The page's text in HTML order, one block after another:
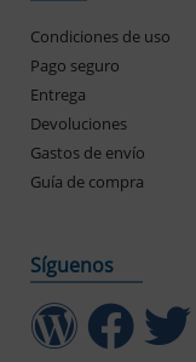
Condiciones de uso
Pago seguro
Entrega
Devoluciones
Gastos de envío
Guía de compra
Síguenos